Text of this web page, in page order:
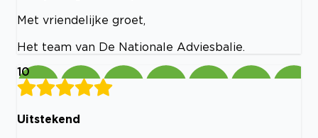
Met vriendelijke groet,
Het team van De Nationale Adviesbalie.
10
Uitstekend